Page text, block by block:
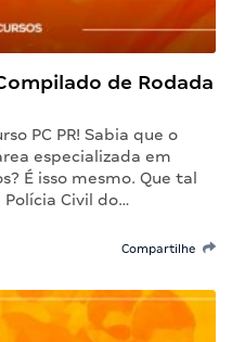
de Rodada
PC PR! Sabia que o
especializada em
É isso mesmo. Que tal
Civil do…
Compartilhe